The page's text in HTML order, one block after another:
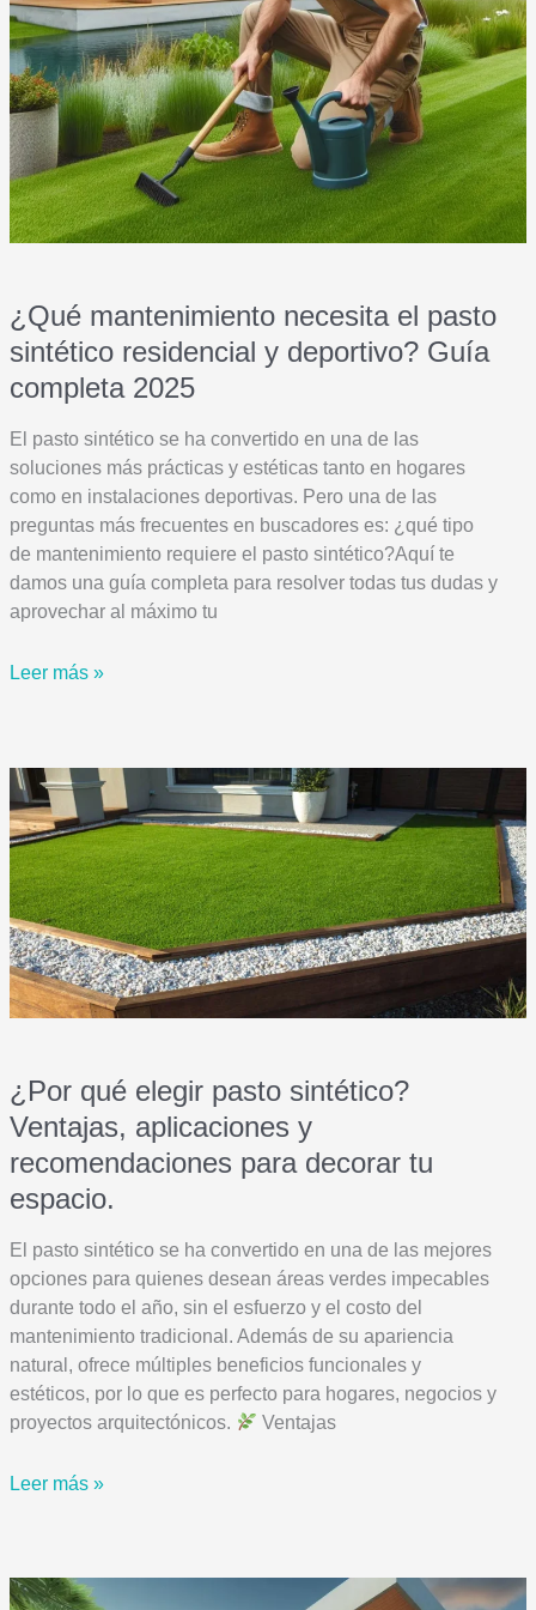
¿Qué mantenimiento necesita el pasto
sintético residencial y deportivo? Guía
completa 2025
El pasto sintético se ha convertido en una de las
soluciones más prácticas y estéticas tanto en hogares
como en instalaciones deportivas. Pero una de las
preguntas más frecuentes en buscadores es: ¿qué tipo
de mantenimiento requiere el pasto sintético?Aquí te
damos una guía completa para resolver todas tus dudas y
aprovechar al máximo tu
¿Qué
pasto
sintético
residencial
y
deportivo?
Guía
completa
2025
Leer más »
¿Por qué elegir pasto sintético?
Ventajas, aplicaciones y
recomendaciones para decorar tu
espacio.
El pasto sintético se ha convertido en una de las mejores
opciones para quienes desean áreas verdes impecables
durante todo el año, sin el esfuerzo y el costo del
mantenimiento tradicional. Además de su apariencia
natural, ofrece múltiples beneficios funcionales y
estéticos, por lo que es perfecto para hogares, negocios y
proyectos arquitectónicos.
Ventajas
¿Por
sintético?
Leer más »